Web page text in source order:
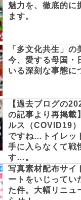
魅力を、徹底的に
ます。
「多文化共生」の
今、愛する母国・
いる深刻な事態に
【過去ブログの
の記事より再掲載
ルス（COVID19
ですね…トイレッ
手に入らなくて戦
す…。
写真素材配布サイ
ートをいじってい
た件。大幅リニュ